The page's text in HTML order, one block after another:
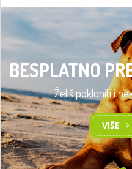
BESPLATNO
Želiš pokloniti i
VIŠE
TRENING